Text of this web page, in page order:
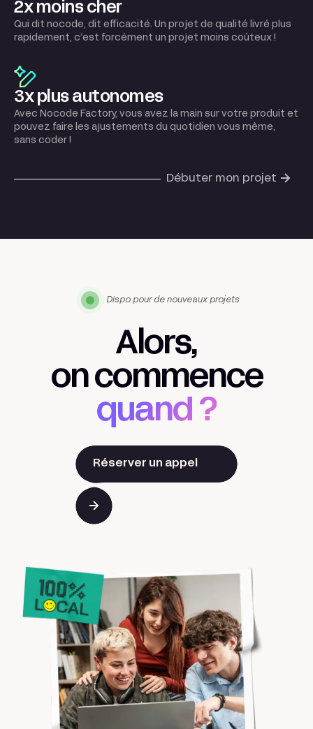
2x moins cher
Qui dit nocode, dit efficacité. Un projet de qualité livré plus
rapidement, c’est forcément un projet moins coûteux !
3x plus autonomes
Avec Nocode Factory, vous avez la main sur votre produit et
pouvez faire les ajustements du quotidien vous même,
sans coder !
Débuter mon projet
Dispo pour de nouveaux projets
Alors,
on commence
quand ?
Réserver un appel